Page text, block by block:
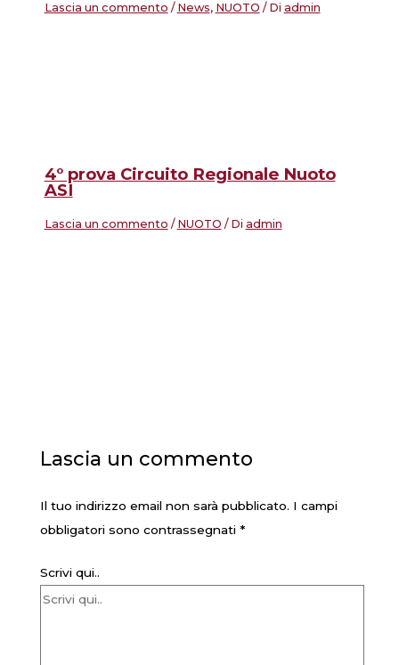
Lascia un commento / News, NUOTO / Di admin
4° prova Circuito Regionale Nuoto
ASI
Lascia un commento / NUOTO / Di admin
Lascia un commento
Il tuo indirizzo email non sarà pubblicato. I campi
obbligatori sono contrassegnati *
Scrivi qui..